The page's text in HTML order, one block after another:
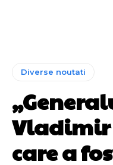
Diverse noutati
Vladimir
care a